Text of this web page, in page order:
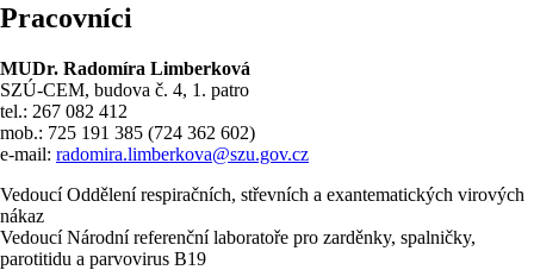
Pracovníci
MUDr. Radomíra Limberková
SZÚ-CEM, budova č. 4, 1. patro
tel.: 267 082 412
mob.: 725 191 385 (724 362 602)
e-mail: radomira.limberkova@szu.gov.cz
Vedoucí Oddělení respiračních, střevních a exantematických virových
nákaz
Vedoucí Národní referenční laboratoře pro zarděnky, spalničky,
parotitidu a parvovirus B19